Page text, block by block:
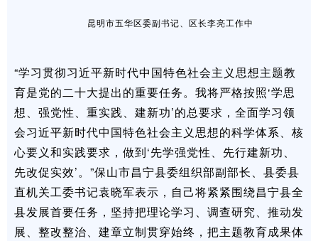
昆明市五华区委副书记、区长李亮工作中
“学习贯彻习近平新时代中国特色社会主义思想主题教
育是党的二十大提出的重要任务。我将严格按照‘学思
想、强党性、重实践、建新功’的总要求，全面学习领
会习近平新时代中国特色社会主义思想的科学体系、核
心要义和实践要求，做到‘先学强党性、先行建新功、
先改促实效’。”保山市昌宁县委组织部副部长、县委县
直机关工委书记袁晓军表示，自己将紧紧围绕昌宁县全
县发展首要任务，坚持把理论学习、调查研究、推动发
展、整改整治、建章立制贯穿始终，把主题教育成果体